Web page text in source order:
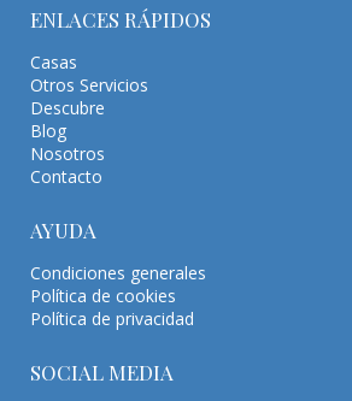
ENLACES RÁPIDOS
Casas
Otros Servicios
Descubre
Blog
Nosotros
Contacto
AYUDA
Condiciones generales
Política de cookies
Política de privacidad
SOCIAL MEDIA